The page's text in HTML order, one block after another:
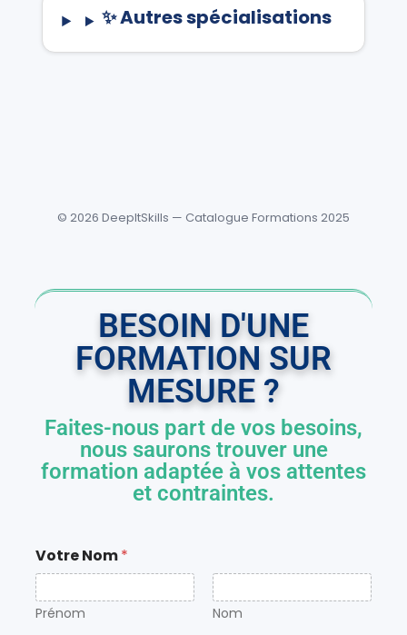
✨ Autres spécialisations
© 2026 DeepItSkills — Catalogue Formations 2025
BESOIN D'UNE
FORMATION SUR
MESURE ?
Faites-nous part de vos besoins,
nous saurons trouver une
formation adaptée à vos attentes
et contraintes.
Votre Nom*
Prénom Nom